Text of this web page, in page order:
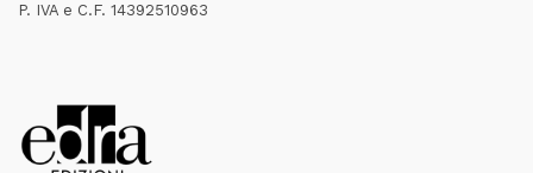
P. IVA e C.F. 14392510963